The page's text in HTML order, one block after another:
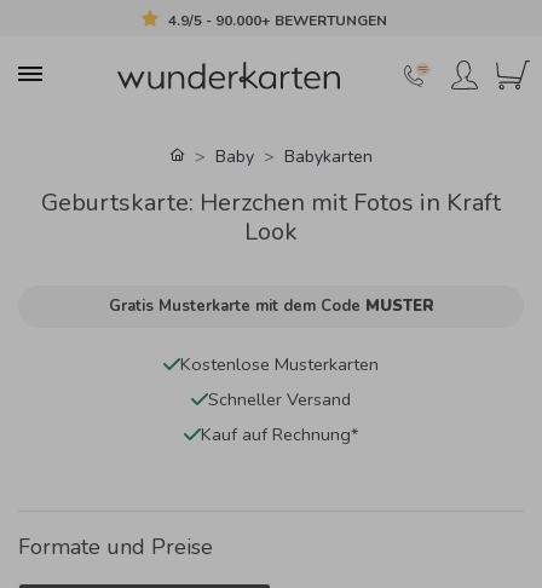
4.9/5 - 90.000+ BEWERTUNGEN
Baby Babykarten
Geburtskarte: Herzchen mit Fotos in Kraft
Look
Gratis Musterkarte mit dem Code MUSTER
Kostenlose Musterkarten
Schneller Versand
Kauf auf Rechnung*
Formate und Preise